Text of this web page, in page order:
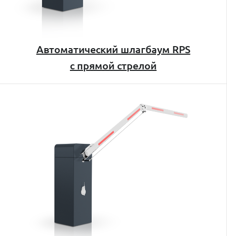
Автоматический шлагбаум RPS
с прямой стрелой